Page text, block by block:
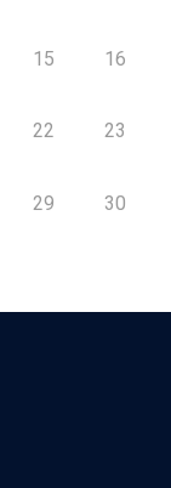
15 16
22 23
29 30